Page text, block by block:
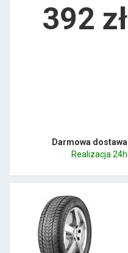
392 zł
Darmowa dostawa
Realizacja 24h